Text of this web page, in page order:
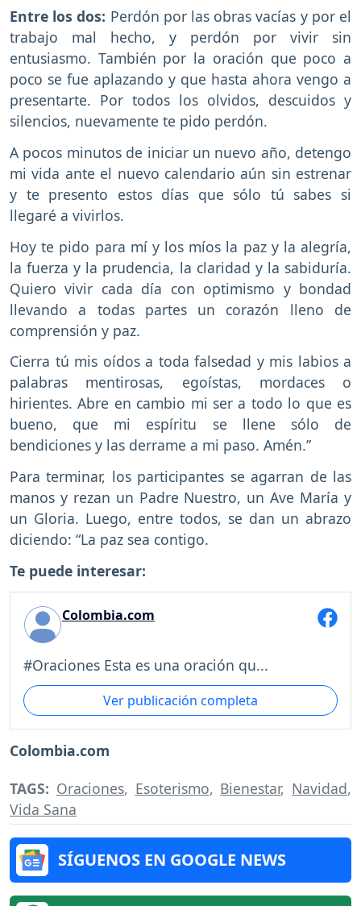
Entre los dos: Perdón por las obras vacías y por el
trabajo mal hecho, y perdón por vivir sin
entusiasmo. También por la oración que poco a
poco se fue aplazando y que hasta ahora vengo a
presentarte. Por todos los olvidos, descuidos y
silencios, nuevamente te pido perdón.
A pocos minutos de iniciar un nuevo año, detengo
mi vida ante el nuevo calendario aún sin estrenar
y te presento estos días que sólo tú sabes si
llegaré a vivirlos.
Hoy te pido para mí y los míos la paz y la alegría,
la fuerza y la prudencia, la claridad y la sabiduría.
Quiero vivir cada día con optimismo y bondad
llevando a todas partes un corazón lleno de
comprensión y paz.
Cierra tú mis oídos a toda falsedad y mis labios a
palabras mentirosas, egoístas, mordaces o
hirientes. Abre en cambio mi ser a todo lo que es
bueno, que mi espíritu se llene sólo de
bendiciones y las derrame a mi paso. Amén.”
Para terminar, los participantes se agarran de las
manos y rezan un Padre Nuestro, un Ave María y
un Gloria. Luego, entre todos, se dan un abrazo
diciendo: “La paz sea contigo.
Te puede interesar:
Colombia.com
#Oraciones Esta es una oración qu...
Ver publicación completa
Colombia.com
TAGS: Oraciones, Esoterismo, Bienestar, Navidad,
Vida Sana
SÍGUENOS EN GOOGLE NEWS